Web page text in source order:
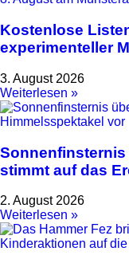
Kostenlose
experimenteller
3. August 2026
Weiterlesen »
Sonnenfinsternis
stimmt auf das
2. August 2026
Weiterlesen »